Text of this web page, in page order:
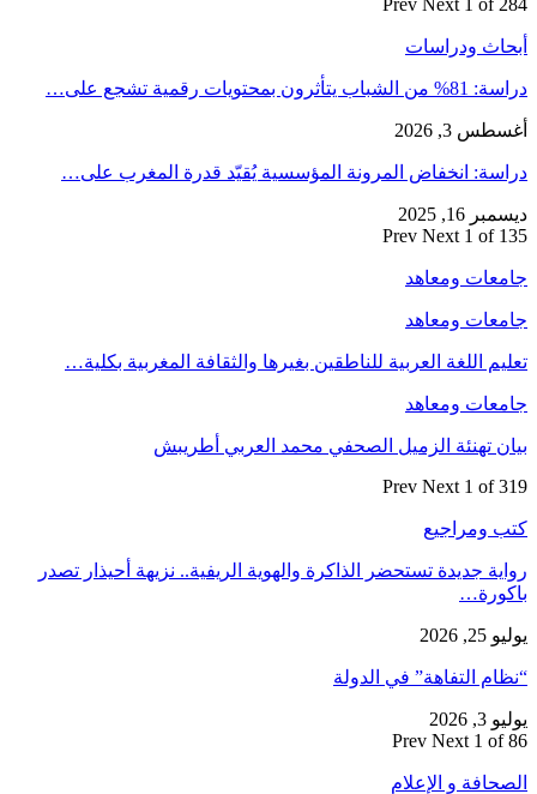
أبحاث ودراسات
دراسة: 81% من الشباب يتأثرون بمحتويات رقمية تشجع على…
أغسطس 3, 2026
دراسة: انخفاض المرونة المؤسسية يُقيّد قدرة المغرب على…
ديسمبر 16, 2025
Prev Next 1 of 135
جامعات ومعاهد
جامعات ومعاهد
تعليم اللغة العربية للناطقين بغيرها والثقافة المغربية بكلية…
جامعات ومعاهد
بيان تهنئة الزميل الصحفي محمد العربي أطريبش
Prev Next 1 of 319
كتب ومراجيع
رواية جديدة تستحضر الذاكرة والهوية الريفية.. نزيهة أحيذار تصدر
باكورة…
يوليو 25, 2026
“نظام التفاهة” في الدولة
يوليو 3, 2026
Prev Next 1 of 86
الصحافة و الإعلام